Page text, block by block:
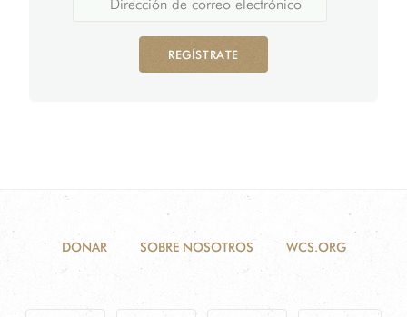
REGÍSTRATE
DONAR SOBRE NOSOTROS WCS.ORG